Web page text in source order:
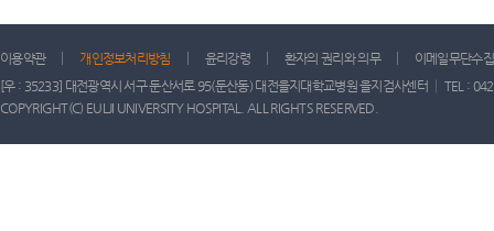
이용약관 개인정보처리방침 윤리강령 환자의 권리와 의무
이메일무단수
[우 : 35233] 대전광역시 서구 둔산서로 95(둔산동) 대전을지대학교병원 을지검사센터 │ TEL :
COPYRIGHT(C) EULJI UNIVERSITY HOSPITAL. ALL RIGHTS RESERVED.